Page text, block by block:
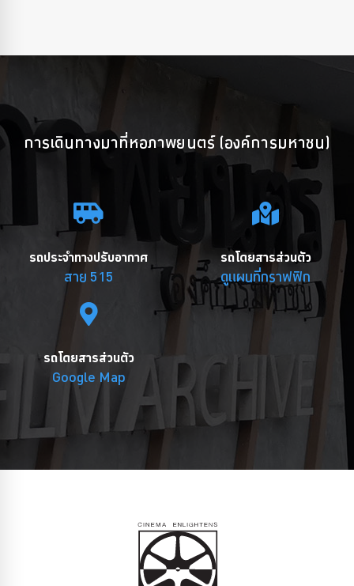
การเดินทางมาที่หอภาพยนตร์ (องค์การมหาชน)
รถประจำทางปรับอากาศ
สาย 515
รถโดยสารส่วนตัว
ดูแผนที่กราฟฟิก
รถโดยสารส่วนตัว
Google Map